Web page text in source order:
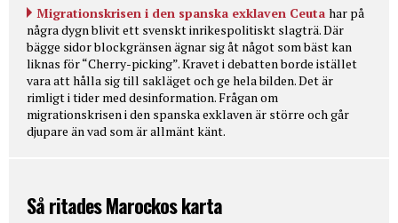
Migrationskrisen i den spanska exklaven Ceuta har på
några dygn blivit ett svenskt inrikespolitiskt slagträ. Där
bägge sidor blockgränsen ägnar sig åt något som bäst kan
liknas för “Cherry-picking”. Kravet i debatten borde istället
vara att hålla sig till sakläget och ge hela bilden. Det är
rimligt i tider med desinformation. Frågan om
migrationskrisen i den spanska exklaven är större och går
djupare än vad som är allmänt känt.
Så ritades Marockos karta